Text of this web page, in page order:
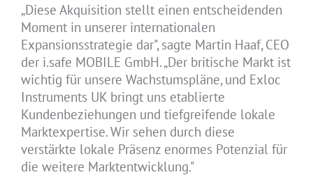
„Diese Akquisition stellt einen entscheidenden
Moment in unserer internationalen
Expansionsstrategie dar", sagte Martin Haaf, CEO
der i.safe MOBILE GmbH. „Der britische Markt ist
wichtig für unsere Wachstumspläne, und Exloc
Instruments UK bringt uns etablierte
Kundenbeziehungen und tiefgreifende lokale
Marktexpertise. Wir sehen durch diese
verstärkte lokale Präsenz enormes Potenzial für
die weitere Marktentwicklung."